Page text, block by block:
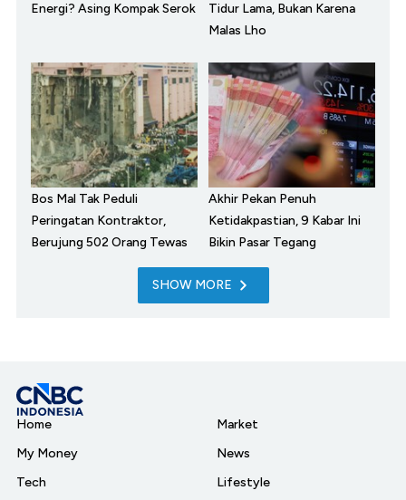
Energi? Asing Kompak Serok
Tidur Lama, Bukan Karena
Malas Lho
Bos Mal Tak Peduli
Peringatan Kontraktor,
Berujung 502 Orang Tewas
Akhir Pekan Penuh
Ketidakpastian, 9 Kabar Ini
Bikin Pasar Tegang
SHOW MORE
Home
My Money
Tech
Market
News
Lifestyle